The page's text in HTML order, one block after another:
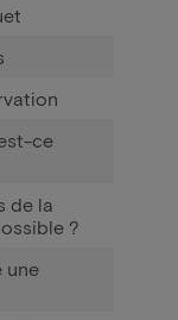
ce
de la
?
une